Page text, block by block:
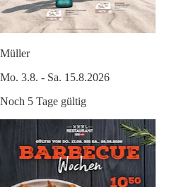
Müller
Mo. 3.8. - Sa. 15.8.2026
Noch 5 Tage gültig